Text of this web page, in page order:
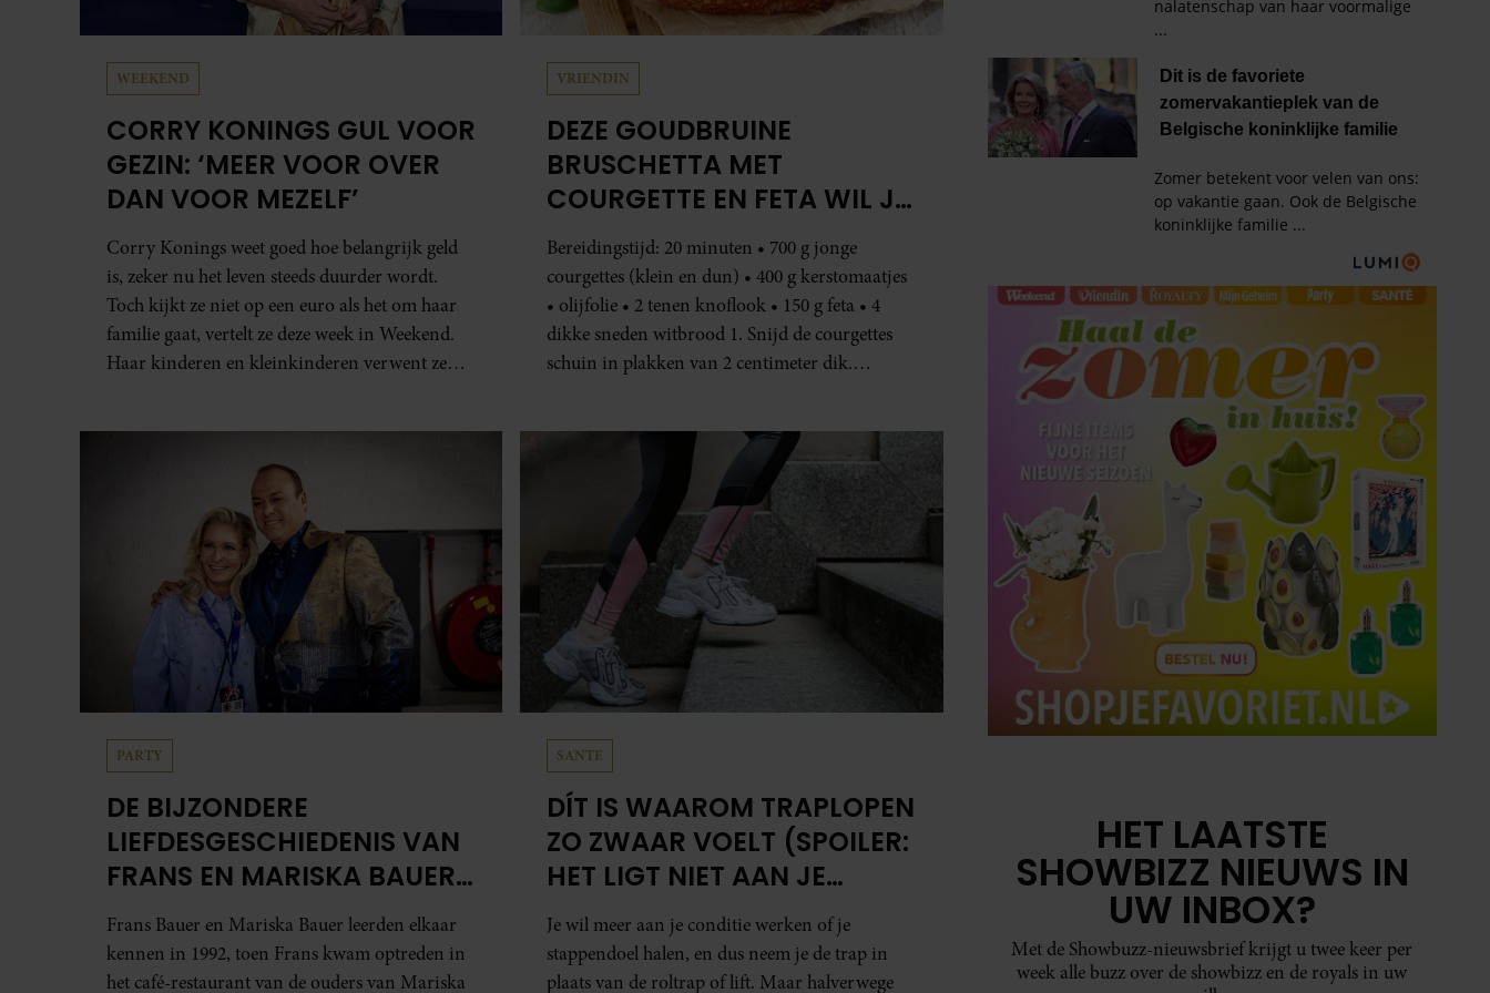
WEEKEND
CORRY KONINGS GUL VOOR
GEZIN: ‘MEER VOOR OVER
DAN VOOR MEZELF’
Corry Konings weet goed hoe belangrijk geld
is, zeker nu het leven steeds duurder wordt.
Toch kijkt ze niet op een euro als het om haar
familie gaat, vertelt ze deze week in Weekend.
Haar kinderen en kleinkinderen verwent ze
VRIENDIN
DEZE GOUDBRUINE
BRUSCHETTA MET
COURGETTE EN FETA WIL JE
METEEN MAKEN
Bereidingstijd: 20 minuten • 700 g jonge
courgettes (klein en dun) • 400 g kerstomaatjes
• olijfolie • 2 tenen knoflook • 150 g feta • 4
dikke sneden witbrood 1. Snijd de courgettes
schuin in plakken van 2 centimeter dik.
PARTY
DE BIJZONDERE
LIEFDESGESCHIEDENIS VAN
FRANS EN MARISKA BAUER:
OOK IN BED ELKAARS
EERSTE
Frans Bauer en Mariska Bauer leerden elkaar
kennen in 1992, toen Frans kwam optreden in
het café-restaurant van de ouders van Mariska
SANTE
DÍT IS WAAROM TRAPLOPEN
ZO ZWAAR VOELT (SPOILER:
HET LIGT NIET AAN JE
CONDITIE)
Je wil meer aan je conditie werken of je
stappendoel halen, en dus neem je de trap in
plaats van de roltrap of lift. Maar halverwege
HET LAATSTE
SHOWBIZZ NIEUWS IN
UW INBOX?
Met de Showbuzz-nieuwsbrief krijgt u twee keer per
week alle buzz over de showbizz en de royals in uw